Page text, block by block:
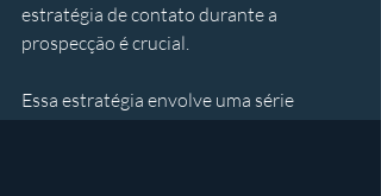
estratégia de contato durante a
prospecção é crucial.
Essa estratégia envolve uma série